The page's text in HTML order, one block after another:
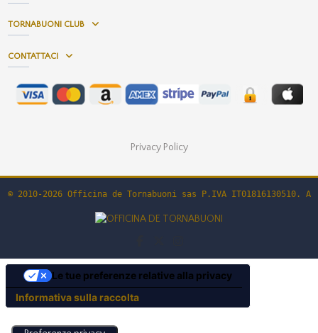
TORNABUONI CLUB
CONTATTACI
Privacy Policy
© 2010-2026 Officina de Tornabuoni sas P.IVA IT01816130510.
Informativa sulla raccolta
Le tue preferenze relative alla privacy